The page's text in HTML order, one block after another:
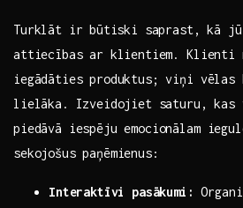
Turklāt ir⁤ būtiski saprast, kā
attiecības ar klientiem. Klienti
iegādāties​ produktus; viņi vēlas
lielāka. Izveidojiet saturu, kas
piedāvā‌ iespēju emocionālam
sekojošus paņēmienus:
Interaktīvi pasākumi: